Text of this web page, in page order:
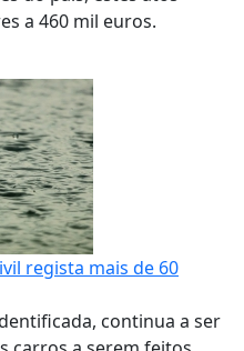
a 460 mil euros.
regista mais de 60
continua a ser